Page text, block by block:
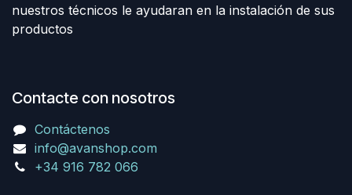
nuestros técnicos le ayudaran en la instalación de sus
productos
Contacte con nosotros
Contáctenos
info@avanshop.com
+34 916 782 066